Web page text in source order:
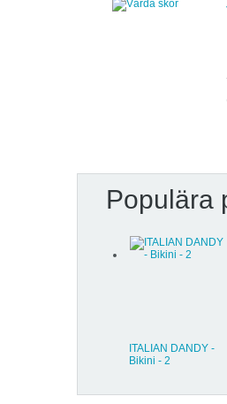
Populära
ITALIAN DANDY -
Bikini - 2